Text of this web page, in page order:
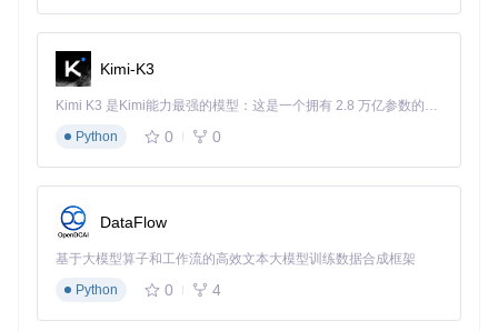
Kimi-K3
Kimi K3 是Kimi能力最强的模型：这是一个拥有 2.8 万亿参数的混合专家（MoE）模型，具备原生视觉理解能力，并支持 100 万 token 的上下文窗口。
Python
0 0
DataFlow
基于大模型算子和工作流的高效文本大模型训练数据合成框架
Python
0 4